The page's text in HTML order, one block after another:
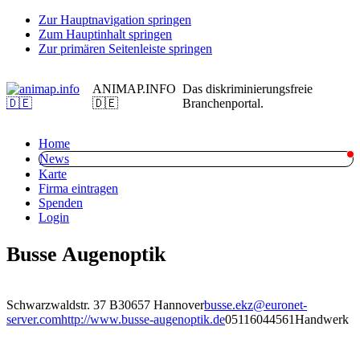
Zur Hauptnavigation springen
Zum Hauptinhalt springen
Zur primären Seitenleiste springen
ANIMAP.INFO
🇩🇪
Das diskriminierungsfreie
Branchenportal.
Home
News
Karte
Firma eintragen
Spenden
Login
Busse Augenoptik
Schwarzwaldstr. 37 B30657 Hannoverbusse.ekz@euronet-
server.comhttp://www.busse-augenoptik.de05116044561Handwerk